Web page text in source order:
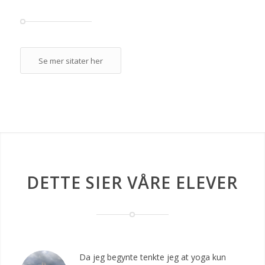
Se mer sitater her
DETTE SIER VÅRE ELEVER
Da jeg begynte tenkte jeg at yoga kun